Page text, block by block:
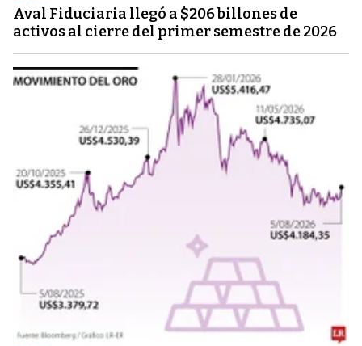
Aval Fiduciaria llegó a $206 billones de
activos al cierre del primer semestre de 2026